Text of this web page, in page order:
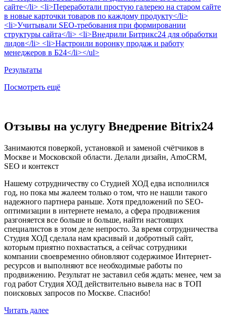
сайте</li> <li>Переработали простую галерею на старом сайте
в новые карточки товаров по каждому продукту</li>
<li>Учитывали SEO-требования при формировании
структуры сайта</li> <li>Внедрили Битрикс24 для обработки
лидов</li> <li>Настроили воронку продаж и работу
менеджеров в Б24</li></ul>
Результаты
Посмотреть ещё
Отзывы на услугу Внедрение Bitrix24
Занимаются поверкой, установкой и заменой счётчиков в
Москве и Московской области. Делали дизайн, AmoCRM,
SEO и контекст
Нашему сотрудничеству со Студией ХОД едва исполнился
год, но пока мы жалеем только о том, что не нашли такого
надежного партнера раньше. Хотя предложений по SEO-
оптимизации в интернете немало, а сфера продвижения
разгоняется все больше и больше, найти настоящих
специалистов в этом деле непросто. За время сотрудничества
Студия ХОД сделала нам красивый и добротный сайт,
которым приятно похвастаться, а сейчас сотрудники
компании своевременно обновляют содержимое Интернет-
ресурсов и выполняют все необходимые работы по
продвижению. Результат не заставил себя ждать: менее, чем за
год работ Студия ХОД действительно вывела нас в ТОП
поисковых запросов по Москве. Спасибо!
Читать далее